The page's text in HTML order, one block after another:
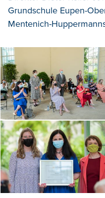
Grundschule Eupen-
Mentenich-